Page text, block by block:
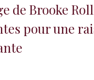
de Brooke
pour une